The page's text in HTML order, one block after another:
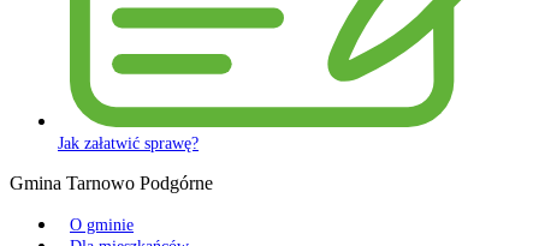
Jak załatwić sprawę?
Gmina Tarnowo Podgórne
O gminie